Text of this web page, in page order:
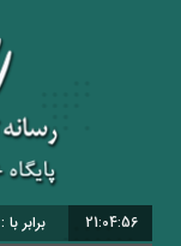
21:04:57 برابر با : 24 - صفر - 1448